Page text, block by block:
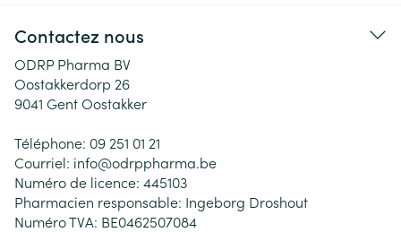
Contactez nous
ODRP Pharma BV
Oostakkerdorp 26
9041 Gent Oostakker
Téléphone: 09 251 01 21
Courriel: info@odrppharma.be
Numéro de licence: 445103
Pharmacien responsable: Ingeborg Droshout
Numéro TVA: BE0462507084